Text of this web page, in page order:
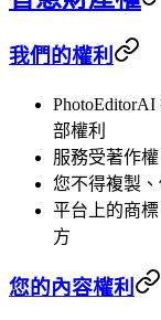
我們的權利
部權利
服務受著作
您不得複製
平台上的商
方
您的內容權利